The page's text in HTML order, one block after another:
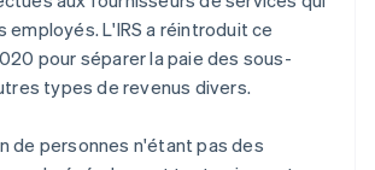
employés. L'IRS a réintroduit ce
pour séparer la paie des sous-
types de revenus divers.
de personnes n'étant pas des